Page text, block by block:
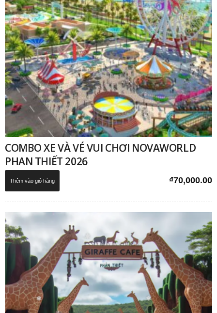
COMBO XE VÀ VÉ VUI CHƠI NOVAWORLD
PHAN THIẾT 2026
₫70,000.00
Thêm vào giỏ hàng